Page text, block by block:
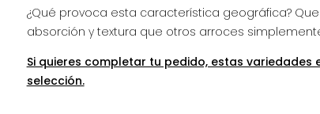
¿Qué provoca esta característica geográfica?
absorción y textura que otros arroces
Si quieres completar tu pedido, estas
selección.